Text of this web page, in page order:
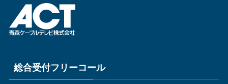
総合受付フリーコール